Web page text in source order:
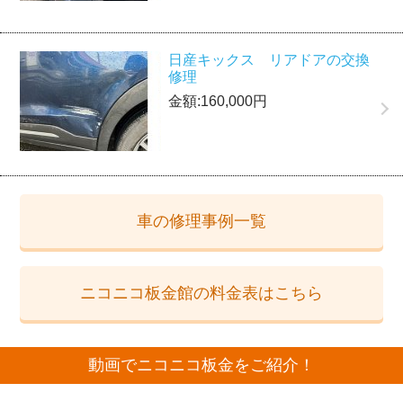
日産キックス リアドアの交換
修理
金額:160,000円
車の修理事例一覧
ニコニコ板金館の料金表はこちら
動画でニコニコ板金をご紹介！